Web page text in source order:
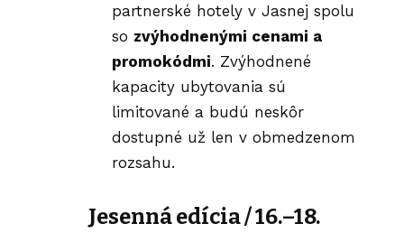
partnerské hotely v Jasnej spolu
so zvýhodnenými cenami a
promokódmi. Zvýhodnené
kapacity ubytovania sú
limitované a budú neskôr
dostupné už len v obmedzenom
rozsahu.
Jesenná edícia /16.–18.